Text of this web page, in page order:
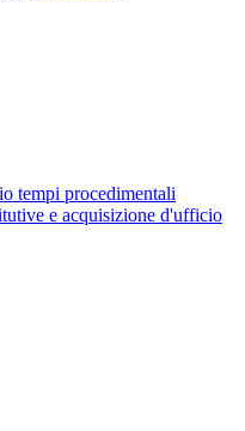
tempi procedimentali
e acquisizione d'ufficio